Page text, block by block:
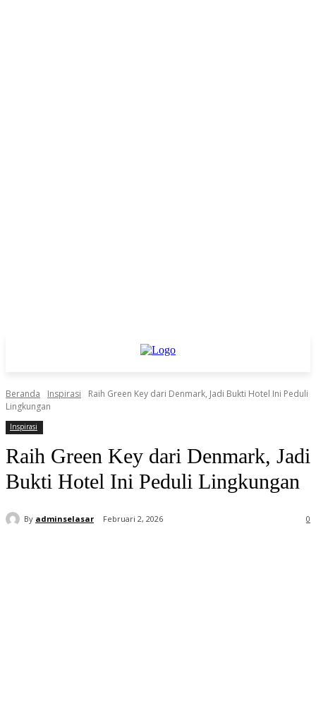
Beranda Inspirasi
Raih Green Key dari Denmark, Jadi Bukti Hotel Ini Peduli
Lingkungan
Inspirasi
Raih Green Key dari Denmark, Jadi
Bukti Hotel Ini Peduli Lingkungan
By adminselasar Februari 2, 2026 0